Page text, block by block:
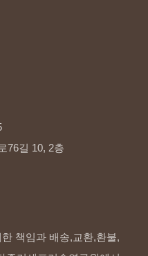
76길 10, 2층
책임과 배송,교환,환불,